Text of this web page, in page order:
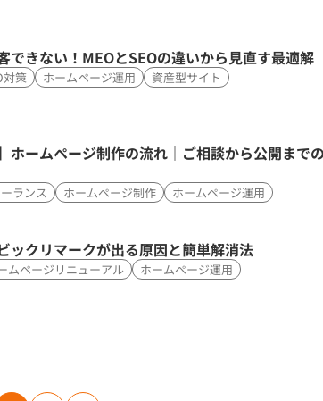
できない！MEOとSEOの違いから見直す最適解
対策 ホームページ運用 資産型サイト
ホームページ制作の流れ｜ご相談から公開まで
ランス ホームページ制作 ホームページ運用
ックリマークが出る原因と簡単解消法
ムページリニューアル ホームページ運用